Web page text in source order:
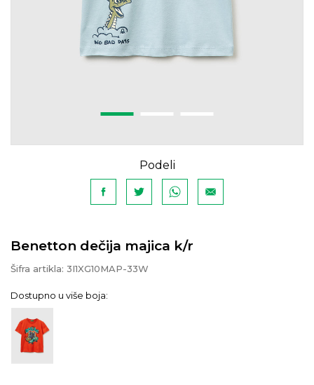
Podeli
Benetton dečija majica k/r
Šifra artikla: 3I1XG10MAP-33W
Dostupno u više boja: